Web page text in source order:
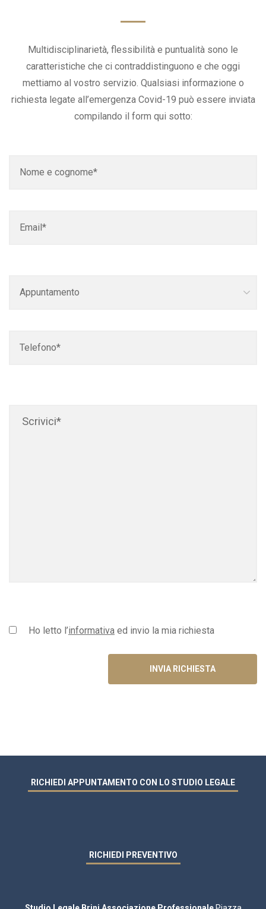
Multidisciplinarietà, flessibilità e puntualità sono le
caratteristiche che ci contraddistinguono e che oggi
mettiamo al vostro servizio. Qualsiasi informazione o
richiesta legate all’emergenza Covid-19 può essere inviata
compilando il form qui sotto:
Ho letto l’informativa ed invio la mia richiesta
RICHIEDI APPUNTAMENTO CON LO STUDIO LEGALE
RICHIEDI PREVENTIVO